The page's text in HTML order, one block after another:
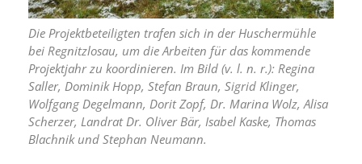
Die Projektbeteiligten trafen sich in der Huschermühle
bei Regnitzlosau, um die Arbeiten für das kommende
Projektjahr zu koordinieren. Im Bild (v. l. n. r.): Regina
Saller, Dominik Hopp, Stefan Braun, Sigrid Klinger,
Wolfgang Degelmann, Dorit Zopf, Dr. Marina Wolz, Alisa
Scherzer, Landrat Dr. Oliver Bär, Isabel Kaske, Thomas
Blachnik und Stephan Neumann.